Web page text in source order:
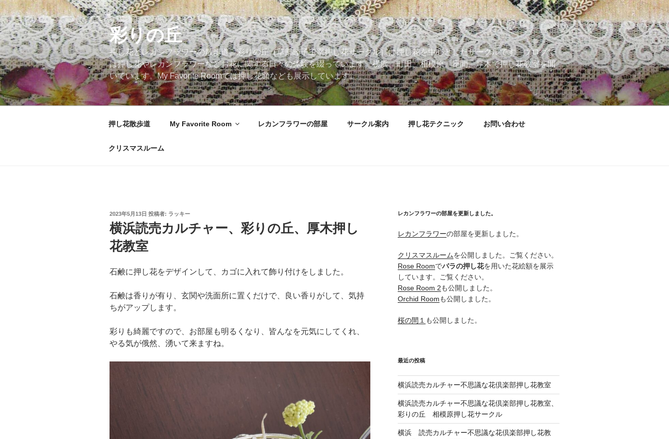
コ
ン
テ
ン
ツ
へ
ス
キ
ッ
彩りの丘
押し花とレカンフラワーの散歩道。彩りの丘（草部睦子主宰押し花サークル）は押し花を中心としたサークルです。ブログで
は押し花やレカンフラワーなどお花に関する日々の体験を綴っています。横浜、町田、相模原、座間、厚木で押し花教室を開
いています。My Favorite Roomでは押し花額なども展示しています。
押し花散歩道 My Favorite Room レカンフラワーの部屋 サークル案内 押し花テクニック お問い合わせ
クリスマスルーム
投
稿
日:
2023年5月13日 投稿者: ラッキー
横浜読売カルチャー、彩りの丘、厚木押し
花教室
石鹸に押し花をデザインして、カゴに入れて飾り付けをしました。
石鹸は香りが有り、玄関や洗面所に置くだけで、良い香りがして、気持
ちがアップします。
彩りも綺麗ですので、お部屋も明るくなり、皆んなを元気にしてくれ、
やる気が俄然、湧いて来ますね。
レカンフラワーの部屋を更新しました。
レカンフラワーの部屋を更新しました。
クリスマスルームを公開しました。ご覧ください。
Rose Roomでバラの押し花を用いた花絵額を展示
しています。ご覧ください。
Rose Room 2も公開しました。
Orchid Roomも公開しました。
桜の間１ も公開しました。
最近の投稿
横浜読売カルチャー不思議な花倶楽部押し花教室
横浜読売カルチャー不思議な花倶楽部押し花教室、
彩りの丘 相模原押し花サークル
横浜 読売カルチャー不思議な花倶楽部押し花教